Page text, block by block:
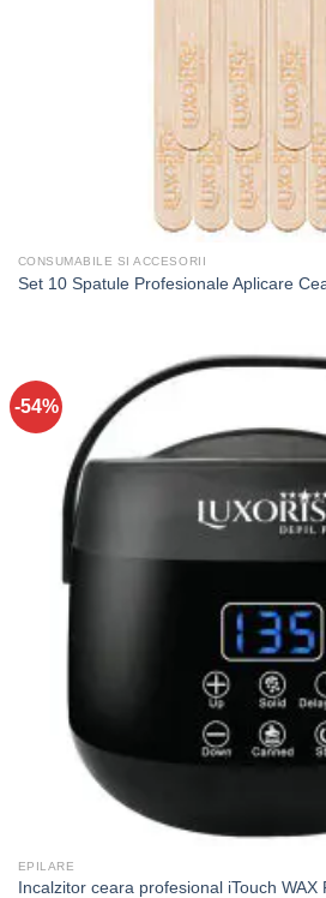
CONSUMABILE SI ACCESORII
Set 10 Spatule Profesionale Aplicare
-54%
EPILARE
Incalzitor ceara profesional iTouch WAX